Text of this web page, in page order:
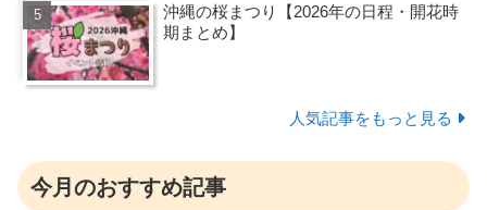
沖縄の桜まつり【2026年の日程・開花時
期まとめ】
人気記事をもっと見る
今月のおすすめ記事